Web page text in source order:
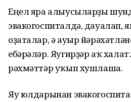
Еңел яра алыусыларҙы
эвакогоспиталдә, дауалап,
оҙаталар, ә ауыр
ебәрәләр. Яугирҙәр аҡ
рәхмәттәр уҡып хушлаша.
Яу юлдарынан